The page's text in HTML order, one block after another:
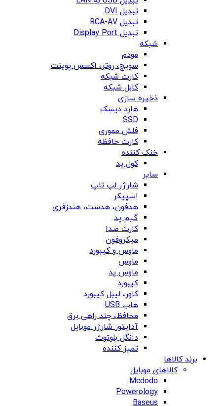
تبدیل DVI
تبدیل RCA-AV
تبدیل Display Port
شبکه
مودم
سویچ، روتر، اکسس پوینت
کارت شبکه
کابل شبکه
ذخیره سازی
هارد دیسک
SSD
فلش مموری
کارت حافظه
خنک کننده
کول پد
سایر
شارژر لپ تاپ
اسپیکر
هدفون، هدست، هندزفری
گیم پد
کارت صدا
میکروفون
ماوس و کیبورد
ماوس
ماوس پد
کیبورد
کاور، لیبل کیبورد
هاب USB
محافظ، چند راهی برق
آداپتور شارژر موبایل
دانگل بلوتوث
تمیز کننده
برند کالاها
کالاهای موبایل
Mcdodo
Powerology
Baseus